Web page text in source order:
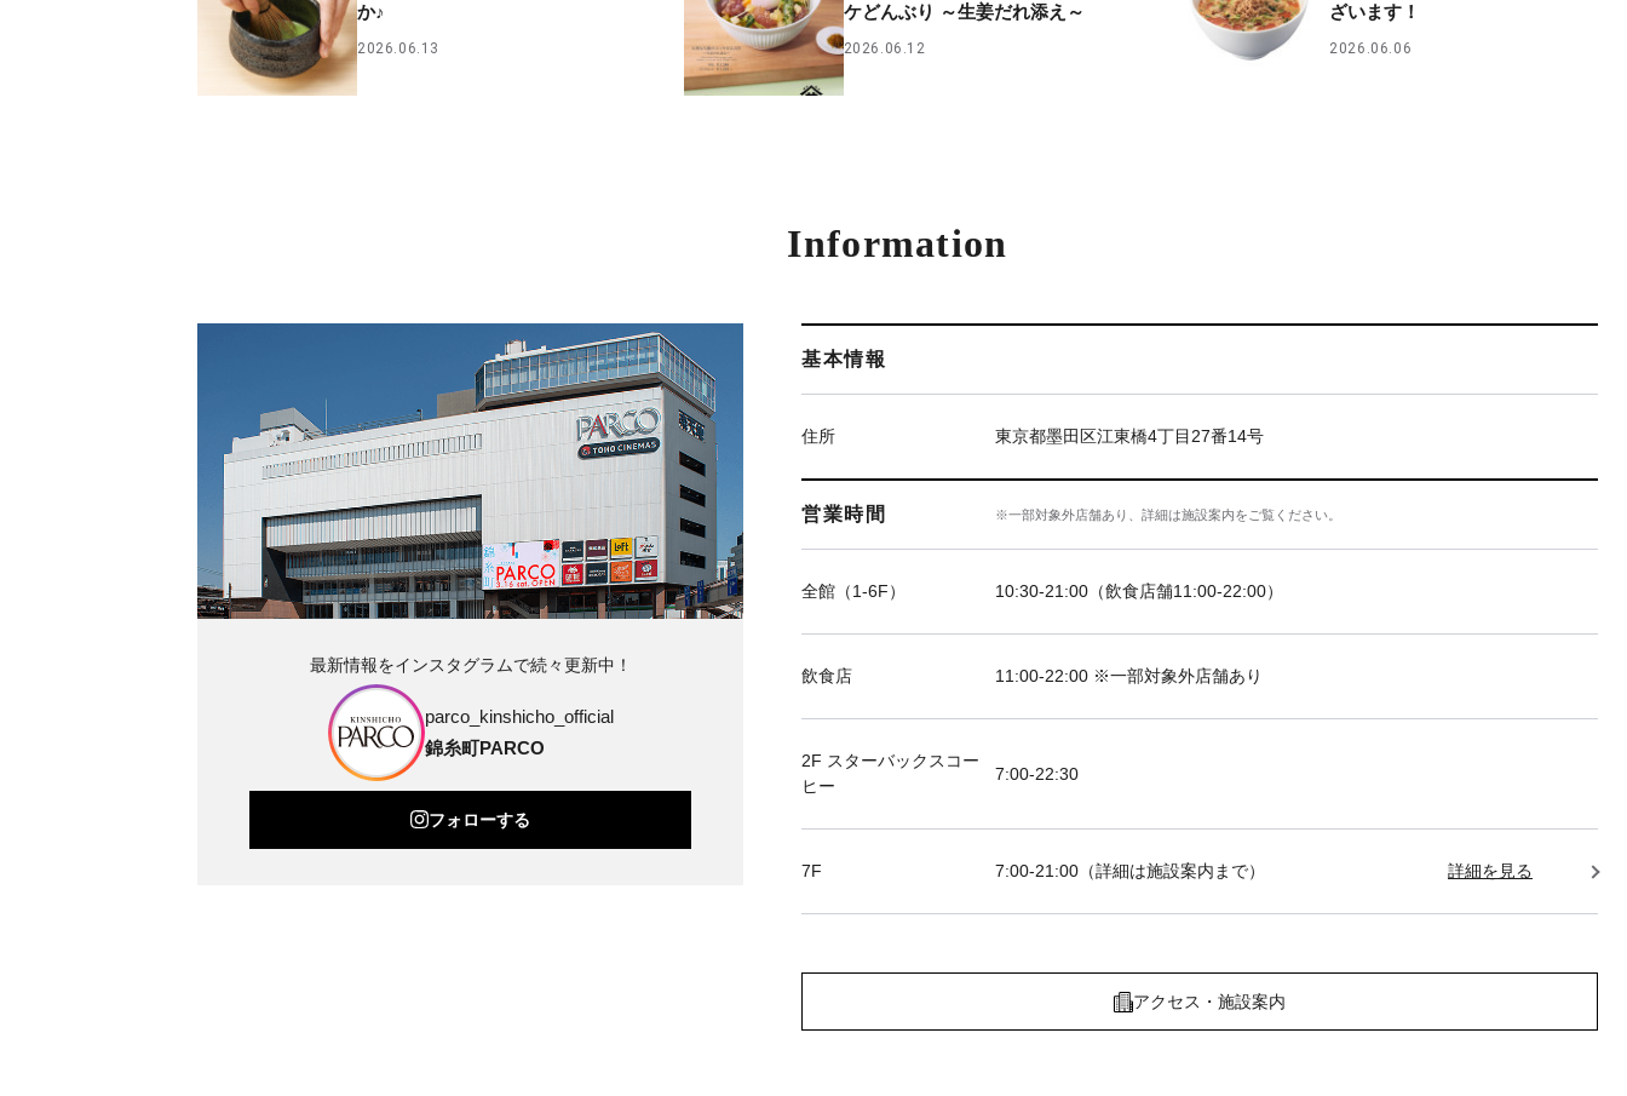
か♪
2026.06.13
ケどんぶり ​～生姜だれ添え～
2026.06.12
ざいます！
2026.06.06
Information
基本情報
住所 東京都墨田区江東橋4丁目27番14号
営業時間 ※一部対象外店舗あり、詳細は施設案内をご覧ください。
全館（1-6F） 10:30-21:00（飲食店舗11:00-22:00）
飲食店 11:00-22:00 ※一部対象外店舗あり
2F スターバックスコー
ヒー
7:00-22:30
7F 7:00-21:00（詳細は施設案内まで） 詳細を見る
アクセス・施設案内
最新情報をインスタグラムで続々更新中！
parco_kinshicho_official
錦糸町PARCO
フォローする